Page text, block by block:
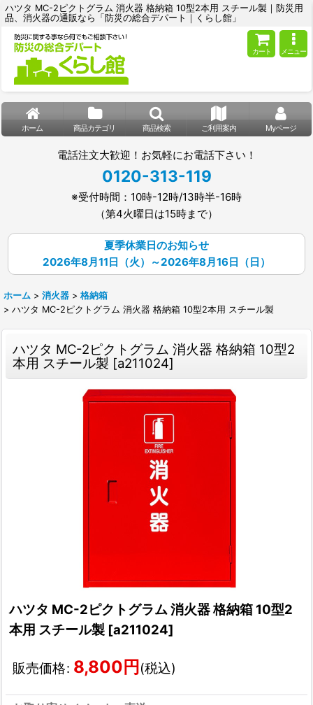
ハツタ MC-2ピクトグラム 消火器 格納箱 10型2本用 スチール製｜防災用
品、消火器の通販なら「防災の総合デパート｜くらし館」
カート メニュー
ホーム 商品カテゴリ 商品検索 ご利用案内 Myページ
電話注文大歓迎！お気軽にお電話下さい！
0120-313-119
※受付時間：10時-12時/13時半-16時
（第4火曜日は15時まで）
夏季休業日のお知らせ
2026年8月11日（火）～2026年8月16日（日）
ホーム > 消火器 > 格納箱
> ハツタ MC-2ピクトグラム 消火器 格納箱 10型2本用 スチール製
ハツタ MC-2ピクトグラム 消火器 格納箱 10型2
本用 スチール製 [a211024]
ハツタ MC-2ピクトグラム 消火器 格納箱 10型2
本用 スチール製 [a211024]
販売価格: 8,800 円 (税込)